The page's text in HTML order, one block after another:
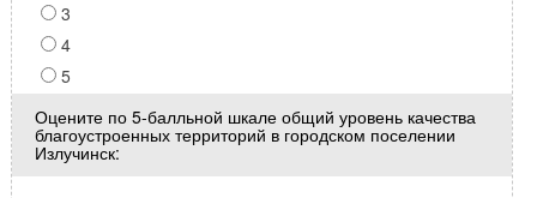
3
4
5
Оцените по 5-балльной шкале общий уровень качества
благоустроенных территорий в городском поселении
Излучинск: